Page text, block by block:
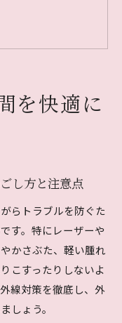
と肌回復サポー
できる一週間の過
と生活のポイン
解説
と肌変化の詳細
後の状態を解説
素沈着の予防法
や赤みの対処法
を防ぐポイント
ジュール
を快適に
し方と注意点
らトラブルを防ぐた
す。特にレーザーや
かさぶた、軽い腫れ
こすったりしないよ
線対策を徹底し、外
しょう。